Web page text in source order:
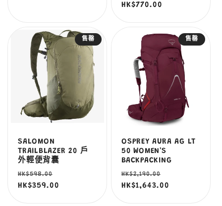
價
HK$770.00
售罄
SALOMON
TRAILBLAZER 20 戶
外輕便背囊
定
價
HK$598.00
價
HK$359.00
售罄
OSPREY AURA AG LT
50 WOMEN'S
BACKPACKING
定
價
HK$2,190.00
價
HK$1,643.00